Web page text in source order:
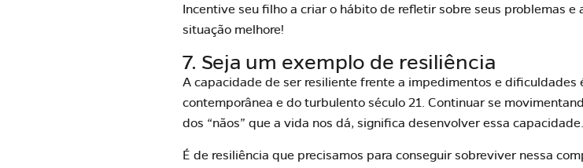
Incentive seu filho a criar o hábito de refletir sobre seus problemas
situação melhore!
7. Seja um exemplo de resiliência
A capacidade de ser resiliente frente a impedimentos e dificuldades
contemporânea e do turbulento século 21. Continuar se
dos “nãos” que a vida nos dá, significa desenvolver essa capacidade.
É de resiliência que precisamos para conseguir sobreviver nessa